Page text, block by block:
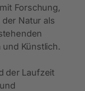
Forschung,
Natur als
Künstlich.
der Laufzeit